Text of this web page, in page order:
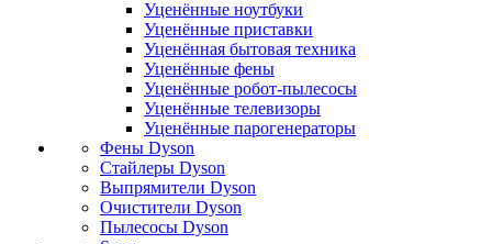
Уценённые ноутбуки
Уценённые приставки
Уценённая бытовая техника
Уценённые фены
Уценённые робот-пылесосы
Уценённые телевизоры
Уценённые парогенераторы
Фены Dyson
Стайлеры Dyson
Выпрямители Dyson
Очистители Dyson
Пылесосы Dyson